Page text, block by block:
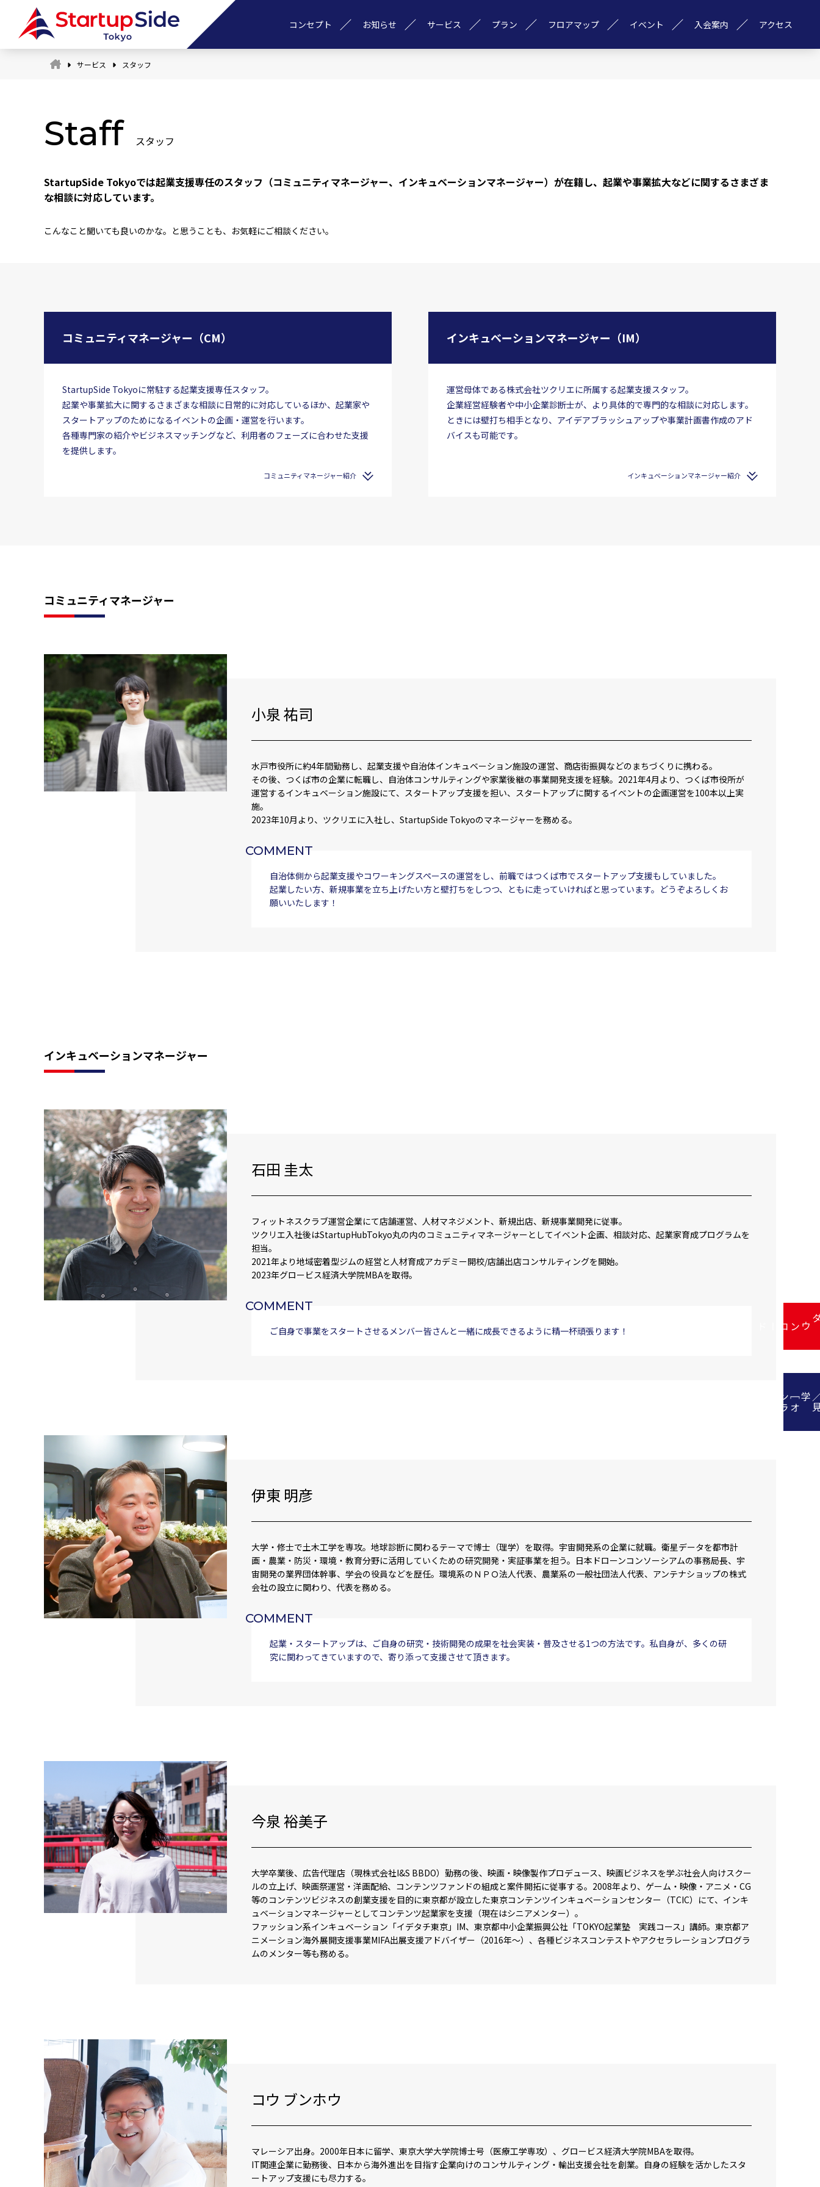
コンセプト お知らせ サービス プラン フロアマップ イベント 入会案内 アクセス
サービス スタッフ
Staff スタッフ
StartupSide Tokyoでは起業支援専任のスタッフ（コミュニティマネージャー、インキュベーションマネージャー）が在籍し、起業や事業拡大などに関するさまざま
な相談に対応しています。
こんなこと聞いても良いのかな。と思うことも、お気軽にご相談ください。
コミュニティマネージャー（CM）
StartupSide Tokyoに常駐する起業支援専任スタッフ。
起業や事業拡大に関するさまざまな相談に日常的に対応しているほか、起業家や
スタートアップのためになるイベントの企画・運営を行います。
各種専門家の紹介やビジネスマッチングなど、利用者のフェーズに合わせた支援
を提供します。
コミュニティマネージャー紹介
インキュベーションマネージャー（IM）
運営母体である株式会社ツクリエに所属する起業支援スタッフ。
企業経営経験者や中小企業診断士が、より具体的で専門的な相談に対応します。
ときには壁打ち相手となり、アイデアブラッシュアップや事業計画書作成のアド
バイスも可能です。
インキュベーションマネージャー紹介
コミュニティマネージャー
小泉 祐司
水戸市役所に約4年間勤務し、起業支援や自治体インキュベーション施設の運営、商店街振興などのまちづくりに携わる。
その後、つくば市の企業に転職し、自治体コンサルティングや家業後継の事業開発支援を経験。2021年4月より、つくば市役所が
運営するインキュベーション施設にて、スタートアップ支援を担い、スタートアップに関するイベントの企画運営を100本以上実
施。
2023年10月より、ツクリエに入社し、StartupSide Tokyoのマネージャーを務める。
COMMENT
自治体側から起業支援やコワーキングスペースの運営をし、前職ではつくば市でスタートアップ支援もしていました。
起業したい方、新規事業を立ち上げたい方と壁打ちをしつつ、ともに走っていければと思っています。どうぞよろしくお
願いいたします！
インキュベーションマネージャー
石田 圭太
フィットネスクラブ運営企業にて店舗運営、人材マネジメント、新規出店、新規事業開発に従事。
ツクリエ入社後はStartupHubTokyo丸の内のコミュニティマネージャーとしてイベント企画、相談対応、起業家育成プログラムを
担当。
2021年より地域密着型ジムの経営と人材育成アカデミー開校/店舗出店コンサルティングを開始。
2023年グロービス経済大学院MBAを取得。
COMMENT
ご自身で事業をスタートさせるメンバー皆さんと一緒に成長できるように精一杯頑張ります！
伊東 明彦
大学・修士で土木工学を専攻。地球診断に関わるテーマで博士（理学）を取得。宇宙開発系の企業に就職。衛星データを都市計
画・農業・防災・環境・教育分野に活用していくための研究開発・実証事業を担う。日本ドローンコンソーシアムの事務局長、宇
宙開発の業界団体幹事、学会の役員などを歴任。環境系のＮＰＯ法人代表、農業系の一般社団法人代表、アンテナショップの株式
会社の設立に関わり、代表を務める。
COMMENT
起業・スタートアップは、ご自身の研究・技術開発の成果を社会実装・普及させる1つの方法です。私自身が、多くの研
究に関わってきていますので、寄り添って支援させて頂きます。
今泉 裕美子
大学卒業後、広告代理店（現株式会社I&S BBDO）勤務の後、映画・映像製作プロデュース、映画ビジネスを学ぶ社会人向けスクー
ルの立上げ、映画祭運営・洋画配給、コンテンツファンドの組成と案件開拓に従事する。2008年より、ゲーム・映像・アニメ・CG
等のコンテンツビジネスの創業支援を目的に東京都が設立した東京コンテンツインキュベーションセンター（TCIC）にて、インキ
ュベーションマネージャーとしてコンテンツ起業家を支援（現在はシニアメンター）。
ファッション系インキュベーション「イデタチ東京」IM、東京都中小企業振興公社「TOKYO起業塾 実践コース」講師。東京都ア
ニメーション海外展開支援事業MIFA出展支援アドバイザー（2016年～）、各種ビジネスコンテストやアクセラレーションプログラ
ムのメンター等も務める。
コウ ブンホウ
マレーシア出身。2000年日本に留学、東京大学大学院博士号（医療工学専攻）、グロービス経済大学院MBAを取得。
IT関連企業に勤務後、日本から海外進出を目指す企業向けのコンサルティング・輸出支援会社を創業。自身の経験を活かしたスタ
ートアップ支援にも尽力する。
学
［
オ
ン
ラ
イ
ン
可